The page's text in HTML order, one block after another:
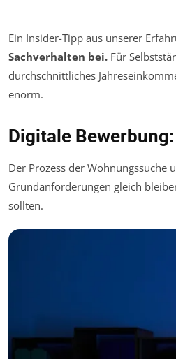
Ein Insider-Tipp aus unserer
Sachverhalten bei. Für
durchschnittliches
enorm.
Digitale
Der Prozess der
Grundanforderungen gleich
sollten.